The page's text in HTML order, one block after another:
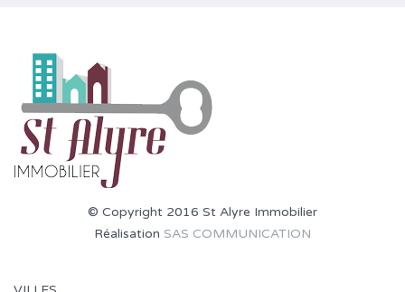
© Copyright 2016 St Alyre Immobilier
Réalisation SAS COMMUNICATION